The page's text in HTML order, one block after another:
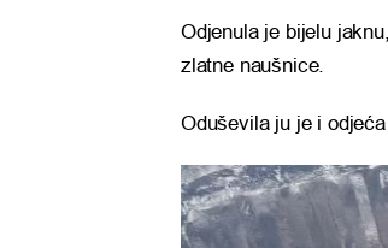
Odjenula je bijelu
zlatne naušnice.
Oduševila ju je i
Reproduktor
videozapisa